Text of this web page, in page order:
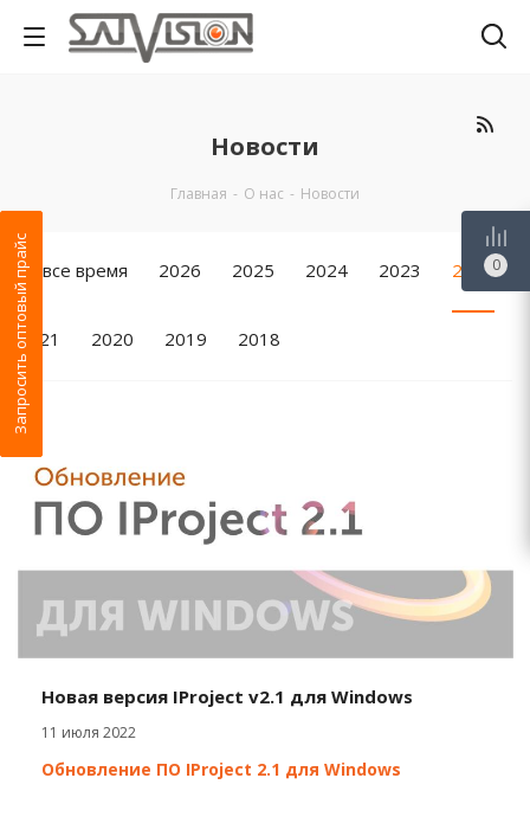
Новости
Главная - О нас - Новости
За все время 2026 2025 2024 2023 2022
2021 2020 2019 2018
Новая версия IProject v2.1 для Windows
11 июля 2022
Обновление ПО IProject 2.1 для Windows
Запросить оптовый прайс 0